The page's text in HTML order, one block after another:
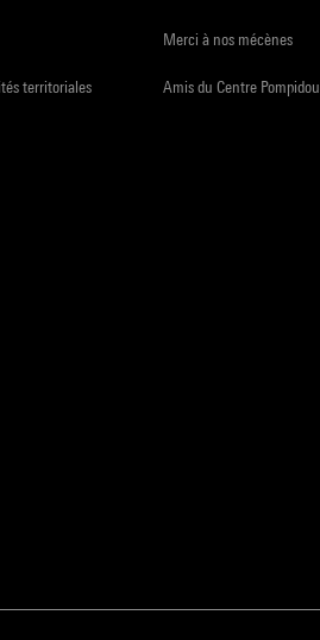
territoriales
Merci à nos mécènes
Amis du Centre Pompidou